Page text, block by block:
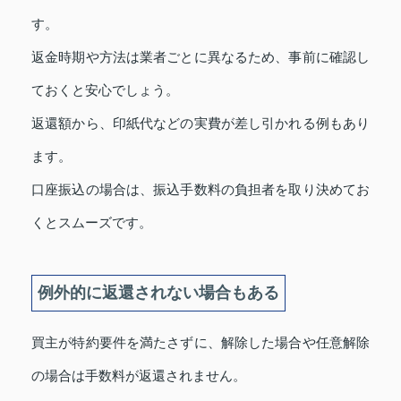
す。
返金時期や方法は業者ごとに異なるため、事前に確認し
ておくと安心でしょう。
返還額から、印紙代などの実費が差し引かれる例もあり
ます。
口座振込の場合は、振込手数料の負担者を取り決めてお
くとスムーズです。
例外的に返還されない場合もある
買主が特約要件を満たさずに、解除した場合や任意解除
の場合は手数料が返還されません。